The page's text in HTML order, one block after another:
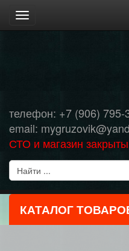
Toggle
navigation
телефон: +7 (906) 795-
email:
СТО и магазин
КАТАЛОГ